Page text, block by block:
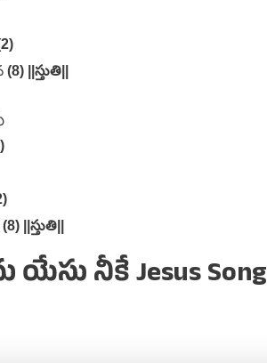
(8) ||స్తుతి||
(8) ||స్తుతి||
నీకే Jesus